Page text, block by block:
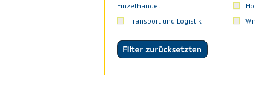
Einzelhandel
Transport und Logistik